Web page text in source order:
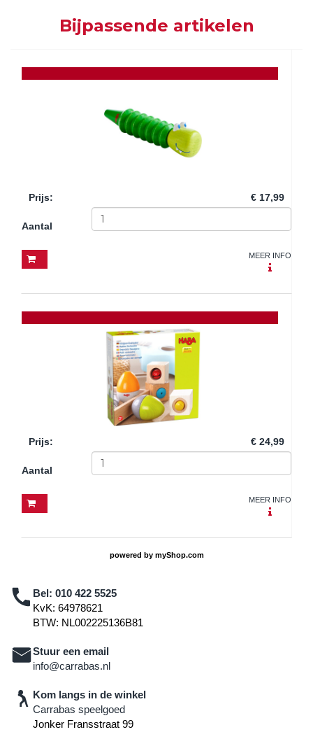
Bijpassende artikelen
Prijs: € 17,99
Aantal
MEER INFO
Prijs: € 24,99
Aantal
MEER INFO
powered by myShop.com
Bel: 010 422 5525
KvK: 64978621
BTW: NL002225136B81
Stuur een email
info@carrabas.nl
Kom langs in de winkel
Carrabas speelgoed
Jonker Fransstraat 99